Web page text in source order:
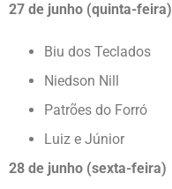
27 de junho (quinta-feira)
Biu dos Teclados
Niedson Nill
Patrões do Forró
Luiz e Júnior
28 de junho (sexta-feira)